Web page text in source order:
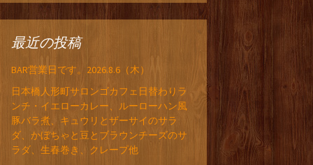
最近の投稿
BAR営業日です。2026.8.6（木）
日本橋人形町サロンゴカフェ日替わりラ
ンチ・イエローカレー、ルーローハン風
豚バラ煮、キュウリとザーサイのサラ
ダ、かぼちゃと豆とブラウンチーズのサ
ラダ、生春巻き、クレープ他